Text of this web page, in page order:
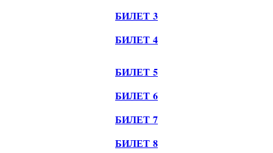
БИЛЕТ 3
БИЛЕТ 4
БИЛЕТ 5
БИЛЕТ 6
БИЛЕТ 7
БИЛЕТ 8